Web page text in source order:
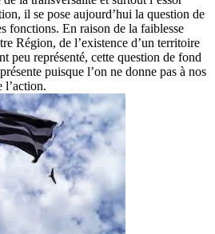
il se pose aujourd’hui la question de
fonctions. En raison de la faiblesse
Région, de l’existence d’un territoire
peu représenté, cette question de fond
puisque l’on ne donne pas à nos
l’action.